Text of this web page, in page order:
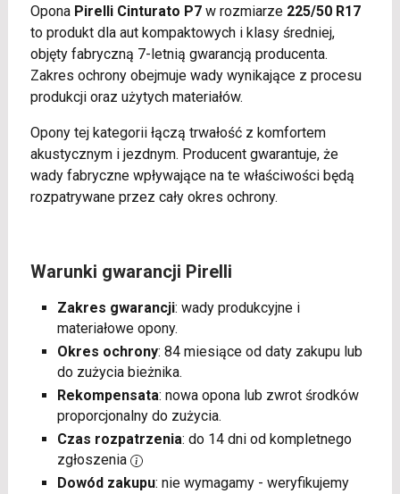
Opona Pirelli Cinturato P7w rozmiarze 225/50 R17
to produkt dla aut kompaktowych i klasy średniej,
objęty fabryczną 7-letnią gwarancją producenta.
Zakres ochrony obejmuje wady wynikające z procesu
produkcji oraz użytych materiałów.
Opony tej kategorii łączą trwałość z komfortem
akustycznym i jezdnym. Producent gwarantuje, że
wady fabryczne wpływające na te właściwości będą
rozpatrywane przez cały okres ochrony.
Warunki gwarancji Pirelli
Zakres gwarancji: wady produkcyjne i
materiałowe opony.
Okres ochrony: 84 miesiące od daty zakupu lub
do zużycia bieżnika.
Rekompensata: nowa opona lub zwrot środków
proporcjonalny do zużycia.
Czas rozpatrzenia: do 14 dni od kompletnego
zgłoszenia
Dowód zakupu: nie wymagamy - weryfikujemy